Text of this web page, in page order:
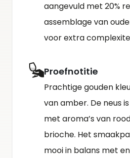
aangevuld met 20%
assemblage van
voor extra
Proefnotitie
Prachtige gouden
van amber. De neus
met aroma’s van
brioche. Het
mooi in balans met